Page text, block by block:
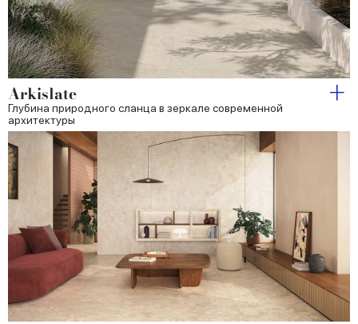
Arkislate
Глубина природного сланца в зеркале современной
архитектуры